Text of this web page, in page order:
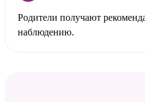
Родители получают
наблюдению.